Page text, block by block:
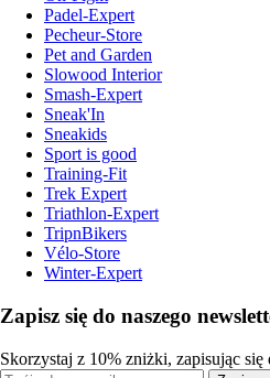
Padel-Expert
Pecheur-Store
Pet and Garden
Slowood Interior
Smash-Expert
Sneak'In
Sneakids
Sport is good
Training-Fit
Trek Expert
Triathlon-Expert
TripnBikers
Vélo-Store
Winter-Expert
Zapisz się do naszego
Skorzystaj z 10% zniżki, zapisując się